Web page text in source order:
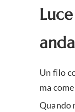
Un filo
ma
Quando